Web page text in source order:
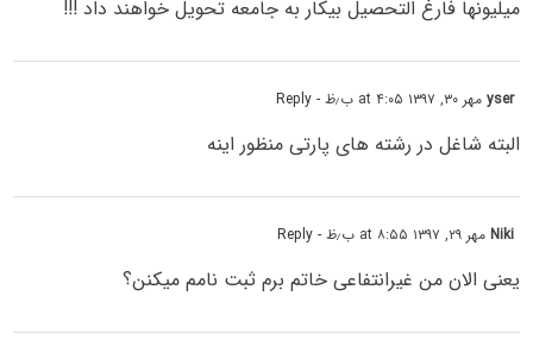
میلیونها فارغ التحصیل بیکار به جامعه تحویل خواهند داد !!!
yserمهر ۳۰, ۱۳۹۷ at ۴:۰۵ ب٫ظ - Reply
البته شاغل در رشته های پارتی منظور اینه
Nikiمهر ۲۹, ۱۳۹۷ at ۸:۵۵ ب٫ظ - Reply
یعنی الان من غیرانتفاعی خاتم برم ثبت نامم میکنن؟